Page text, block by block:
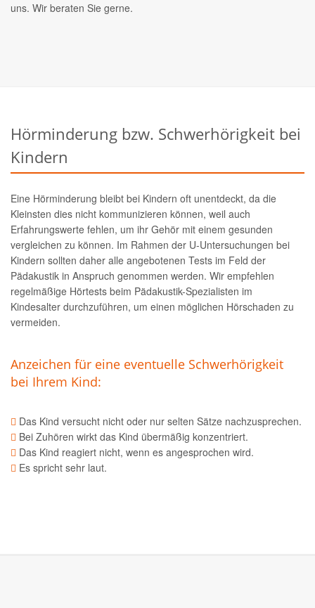
uns. Wir beraten Sie gerne.
Hörminderung bzw. Schwerhörigkeit bei
Kindern
Eine Hörminderung bleibt bei Kindern oft unentdeckt, da die
Kleinsten dies nicht kommunizieren können, weil auch
Erfahrungswerte fehlen, um ihr Gehör mit einem gesunden
vergleichen zu können. Im Rahmen der U-Untersuchungen bei
Kindern sollten daher alle angebotenen Tests im Feld der
Pädakustik in Anspruch genommen werden. Wir empfehlen
regelmäßige Hörtests beim Pädakustik-Spezialisten im
Kindesalter durchzuführen, um einen möglichen Hörschaden zu
vermeiden.
Anzeichen für eine eventuelle Schwerhörigkeit
bei Ihrem Kind:
Das Kind versucht nicht oder nur selten Sätze nachzusprechen.
Bei Zuhören wirkt das Kind übermäßig konzentriert.
Das Kind reagiert nicht, wenn es angesprochen wird.
Es spricht sehr laut.